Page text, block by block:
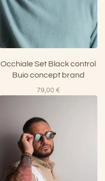
Occhiale Set Black control
Buio concept brand
79,00 €